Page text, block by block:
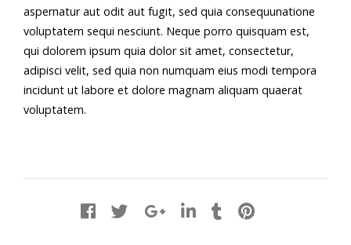
aspernatur aut odit aut fugit, sed quia consequunatione
voluptatem sequi nesciunt. Neque porro quisquam est,
qui dolorem ipsum quia dolor sit amet, consectetur,
adipisci velit, sed quia non numquam eius modi tempora
incidunt ut labore et dolore magnam aliquam quaerat
voluptatem.